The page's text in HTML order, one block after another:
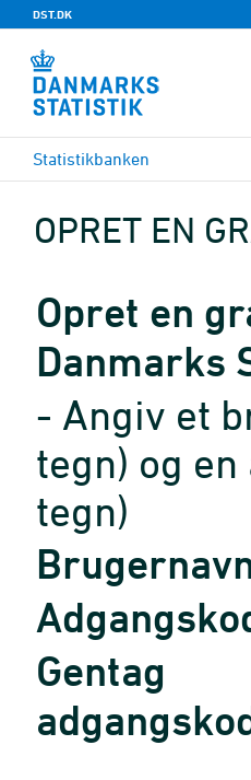
DST.DK
Statistikbanken
OPRET EN
Opret en
Danmarks
- Angiv et
tegn) og
tegn)
Gentag